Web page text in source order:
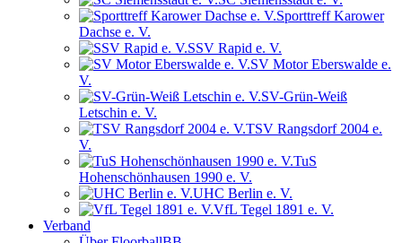
Sporttreff Karower
Dachse e. V.
SSV Rapid e. V.
SV Motor Eberswalde e.
V.
SV-Grün-Weiß
Letschin e. V.
TSV Rangsdorf 2004 e.
V.
TuS
Hohenschönhausen 1990 e. V.
UHC Berlin e. V.
VfL Tegel 1891 e. V.
Verband